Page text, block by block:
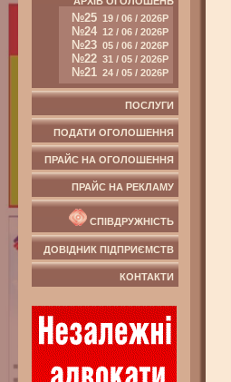
№25 19 / 06 / 2026Р
№24 12 / 06 / 2026Р
№23 05 / 06 / 2026Р
№22 31 / 05 / 2026Р
№21 24 / 05 / 2026Р
ПОСЛУГИ
ПОДАТИ ОГОЛОШЕННЯ
ПРАЙС НА ОГОЛОШЕННЯ
ПРАЙС НА РЕКЛАМУ
СПІВДРУЖНІСТЬ
ДОВІДНИК ПІДПРИЄМСТВ
КОНТАКТИ